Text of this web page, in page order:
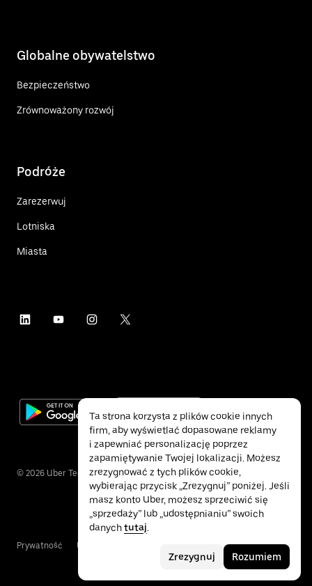
Globalne obywatelstwo
Bezpieczeństwo
Zrównoważony rozwój
Podróże
Zarezerwuj
Lotniska
Miasta
© 2026 Uber Technologies Inc.
Prywatność Ułatwienia dostępu
Ta strona korzysta z plików cookie innych
firm, aby wyświetlać dopasowane reklamy
i zapewniać personalizację poprzez
zapamiętywanie Twojej lokalizacji. Możesz
zrezygnować z tych plików cookie,
wybierając przycisk „Zrezygnuj” poniżej. Jeśli
masz konto Uber, możesz sprzeciwić się
„sprzedaży” lub „udostępnianiu” swoich
danychtutaj.
Zrezygnuj Rozumiem